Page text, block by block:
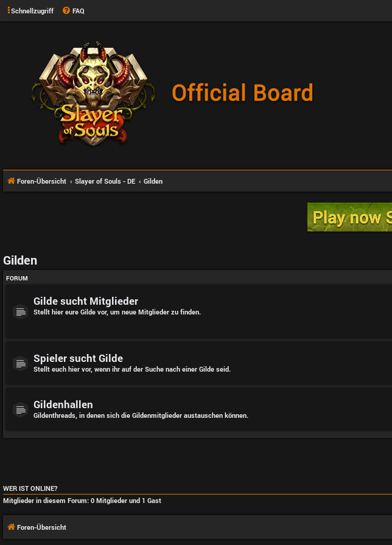
Schnellzugriff FAQ
Foren-Übersicht Slayer of Souls - DE Gilden
Gilden
FORUM
Gilde sucht Mitglieder
Stellt hier eure Gilde vor, um neue Mitglieder zu finden.
Spieler sucht Gilde
Stellt euch hier vor, wenn ihr auf der Suche nach einer Gilde seid.
Gildenhallen
Gildenthreads, in denen sich die Gildenmitglieder austauschen können.
WER IST ONLINE?
Mitglieder in diesem Forum: 0 Mitglieder und 1 Gast
Foren-Übersicht